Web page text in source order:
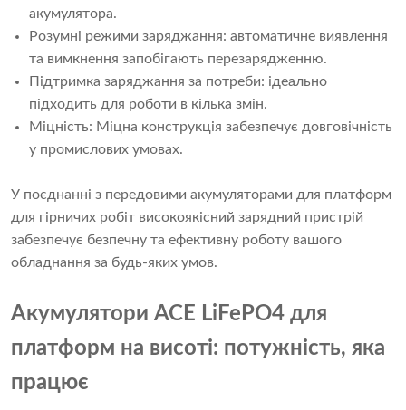
акумулятора.
Розумні режими заряджання: автоматичне виявлення
та вимкнення запобігають перезарядженню.
Підтримка заряджання за потреби: ідеально
підходить для роботи в кілька змін.
Міцність: Міцна конструкція забезпечує довговічність
у промислових умовах.
У поєднанні з передовими акумуляторами для платформ
для гірничих робіт високоякісний зарядний пристрій
забезпечує безпечну та ефективну роботу вашого
обладнання за будь-яких умов.
Акумулятори ACE LiFePO4 для
платформ на висоті: потужність, яка
працює